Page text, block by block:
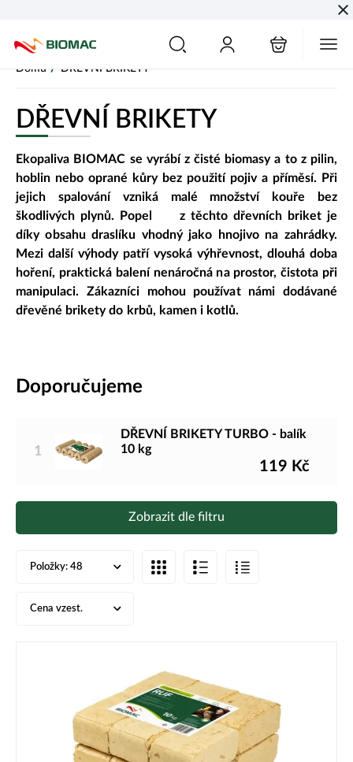
Domů / DŘEVNÍ BRIKETY
DŘEVNÍ BRIKETY
Ekopaliva BIOMAC se vyrábí z čisté biomasy a to z pilin,
hoblin nebo oprané kůry bez použití pojiv a příměsí. Při
jejich spalování vzniká malé množství kouře bez
škodlivých plynů. Popel z těchto dřevních briket je
díky obsahu draslíku vhodný jako hnojivo na zahrádky.
Mezi další výhody patří vysoká výhřevnost, dlouhá doba
hoření, praktická balení nenáročná na prostor, čistota při
manipulaci. Zákazníci mohou používat námi dodávané
dřevěné brikety do krbů, kamen i kotlů.
Doporučujeme
1
DŘEVNÍ BRIKETY TURBO - balík
10 kg
119 Kč
Zobrazit dle filtru
Položky: 48
Cena vzest.